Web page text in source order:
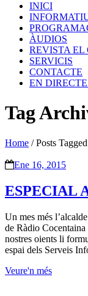
INICI
ÀUDIOS
REVISTA EL
SERVICIS
CONTACTE
EN
Tag
Home /Posts
Ene 16, 2015
ESPECIAL
Un mes més
de Ràdio Cocentaina
nostres oients li
espai dels Serveis
Veure'n més